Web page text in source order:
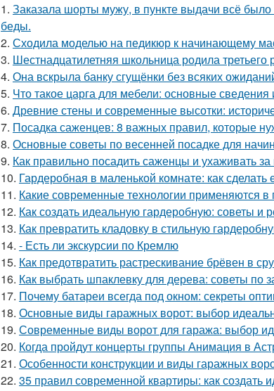
1. Заказала шорты мужу, в пункте выдачи всё
беды.
2. Сходила моделью на педикюр к начинающему
3. Шестнадцатилетняя школьница родила
4. Она вскрыла банку сгущёнки без всяких
5. Что такое царга для мебели: основные сведения
6. Древние стены и современные высотки:
7. Посадка саженцев: 8 важных правил, которые
8. Основные советы по весенней посадке для
9. Как правильно посадить саженцы и ухаживать
10. Гардеробная в маленькой комнате: как
11. Какие современные технологии применяются
12. Как создать идеальную гардеробную: советы и
13. Как превратить кладовку в стильную
14. - Есть ли экскурсии по Кремлю
15. Как предотвратить растрескивание брёвен в
16. Как выбрать шпаклевку для дерева: советы по
17. Почему батареи всегда под окном: секреты
18. Основные виды гаражных ворот: выбор
19. Современные виды ворот для гаража: выбор
20. Когда пройдут концерты группы Анимация в
21. Особенности конструкции и виды гаражных
22. 35 правил современной квартиры: как создать